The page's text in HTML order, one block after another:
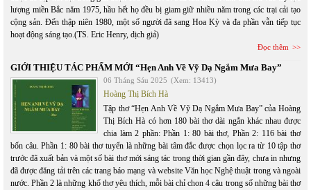
lượng miền Bắc năm 1975, hầu hết họ đều bị giam giữ nhiều năm trong các trại cải tạo
cộng sản. Đến thập niên 1980, một số người đã sang Hoa Kỳ và đa phần vẫn tiếp tục
hoạt động sáng tạo.(TS. Eric Henry, dịch giả)
Đọc thêm
GIỚI THIỆU TÁC PHẨM MỚI “Hẹn Anh Về Vỹ Dạ Ngắm Mưa Bay”
06 Tháng Sáu 2025 (Xem: 13413)
Hoàng Thị Bích Hà
Tập thơ “Hẹn Anh Về Vỹ Dạ Ngắm Mưa Bay” của Hoàng
Thị Bích Hà có hơn 180 bài thơ dài ngắn khác nhau được
chia làm 2 phần: Phần 1: 80 bài thơ, Phần 2: 116 bài thơ
bốn câu. Phần 1: 80 bài thơ tuyển là những bài tâm đắc được chọn lọc ra từ 10 tập thơ
trước đã xuất bản và một số bài thơ mới sáng tác trong thời gian gần đây, chưa in nhưng
đã được đăng tải trên các trang báo mạng và website Văn học Nghệ thuật trong và ngoài
nước. Phần 2 là những khổ thơ yêu thích, mỗi bài chỉ chon 4 câu trong số những bài thơ